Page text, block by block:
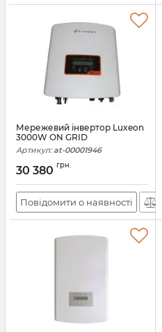
Мережевий інвертор Luxeon
3000W ON GRID
Артикул: at-00001946
30 380 грн.
Повідомити о наявності